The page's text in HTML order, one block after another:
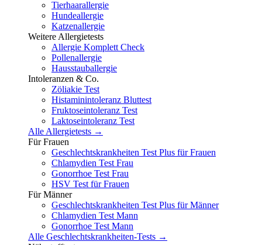
Tierhaarallergie
Hundeallergie
Katzenallergie
Weitere Allergietests
Allergie Komplett Check
Pollenallergie
Hausstauballergie
Intoleranzen & Co.
Zöliakie Test
Histaminintoleranz Bluttest
Fruktoseintoleranz Test
Laktoseintoleranz Test
Alle Allergietests →
Für Frauen
Geschlechtskrankheiten Test Plus für Frauen
Chlamydien Test Frau
Gonorrhoe Test Frau
HSV Test für Frauen
Für Männer
Geschlechtskrankheiten Test Plus für Männer
Chlamydien Test Mann
Gonorrhoe Test Mann
Alle Geschlechtskrankheiten-Tests →